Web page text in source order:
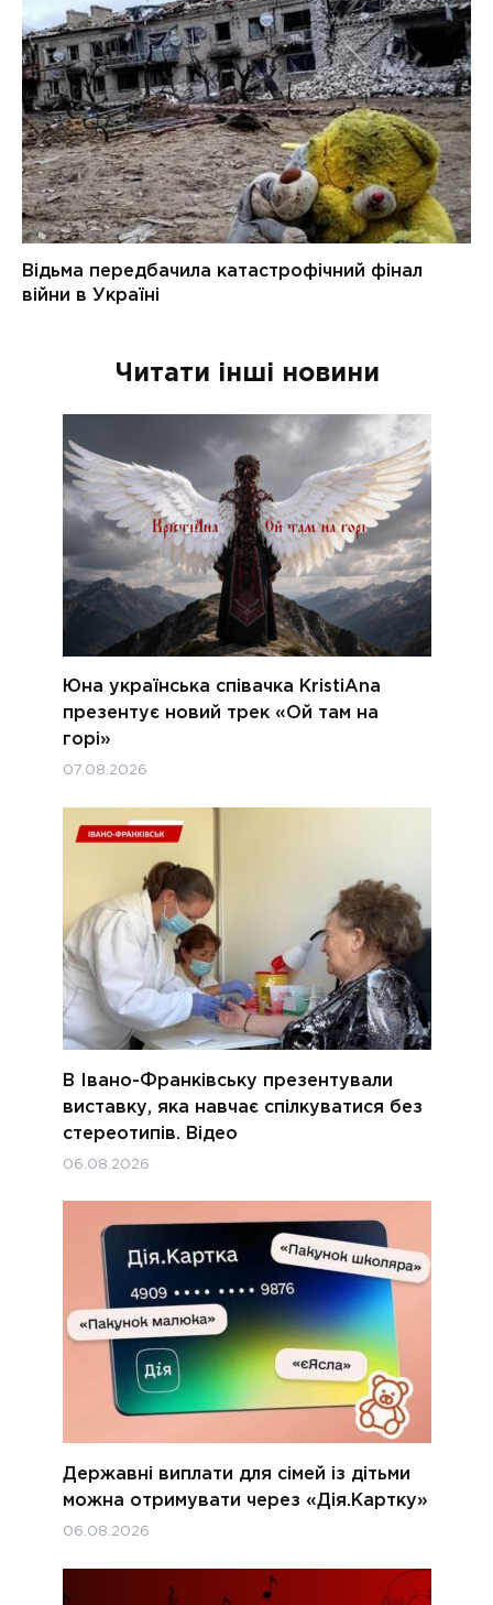
Читати інші новини
Юна українська співачка KristiAna
презентує новий трек «Ой там на
горі»
07.08.2026
В Івано-Франківську презентували
виставку, яка навчає спілкуватися без
стереотипів. Відео
06.08.2026
Державні виплати для сімей із дітьми
можна отримувати через «Дія.Картку»
06.08.2026